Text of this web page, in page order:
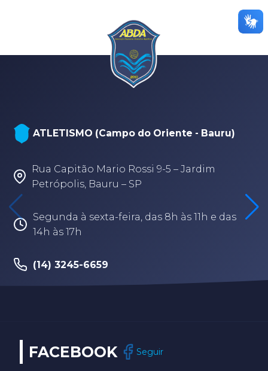
ATLETISMO (Campo do Oriente - Bauru)
Rua Capitão Mario Rossi 9-5 – Jardim
Petrópolis, Bauru – SP
Segunda à sexta-feira, das 8h às 11h e das
14h às 17h
(14) 3245-6659
FACEBOOK Seguir